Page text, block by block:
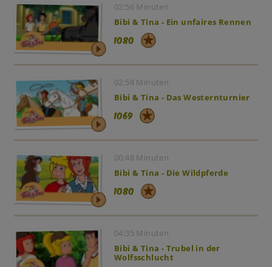
02:56 Minuten
Bibi & Tina - Ein unfaires Rennen
1080
02:58 Minuten
Bibi & Tina - Das Westernturnier
1069
00:48 Minuten
Bibi & Tina - Die Wildpferde
1080
04:35 Minuten
Bibi & Tina - Trubel in der
Wolfsschlucht